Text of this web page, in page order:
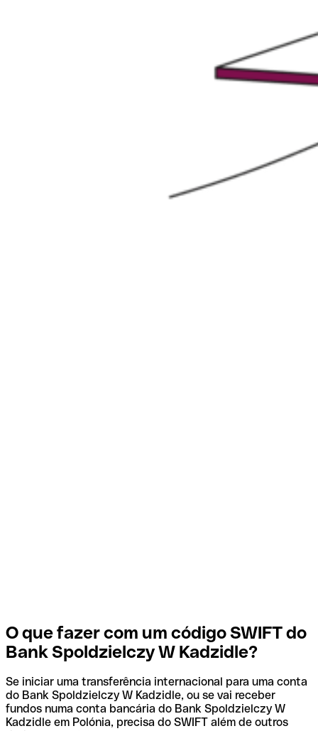
O que fazer com um código SWIFT do
Bank Spoldzielczy W Kadzidle?
Se iniciar uma transferência internacional para uma conta
do Bank Spoldzielczy W Kadzidle, ou se vai receber
fundos numa conta bancária do Bank Spoldzielczy W
Kadzidle em Polónia, precisa do SWIFT além de outros